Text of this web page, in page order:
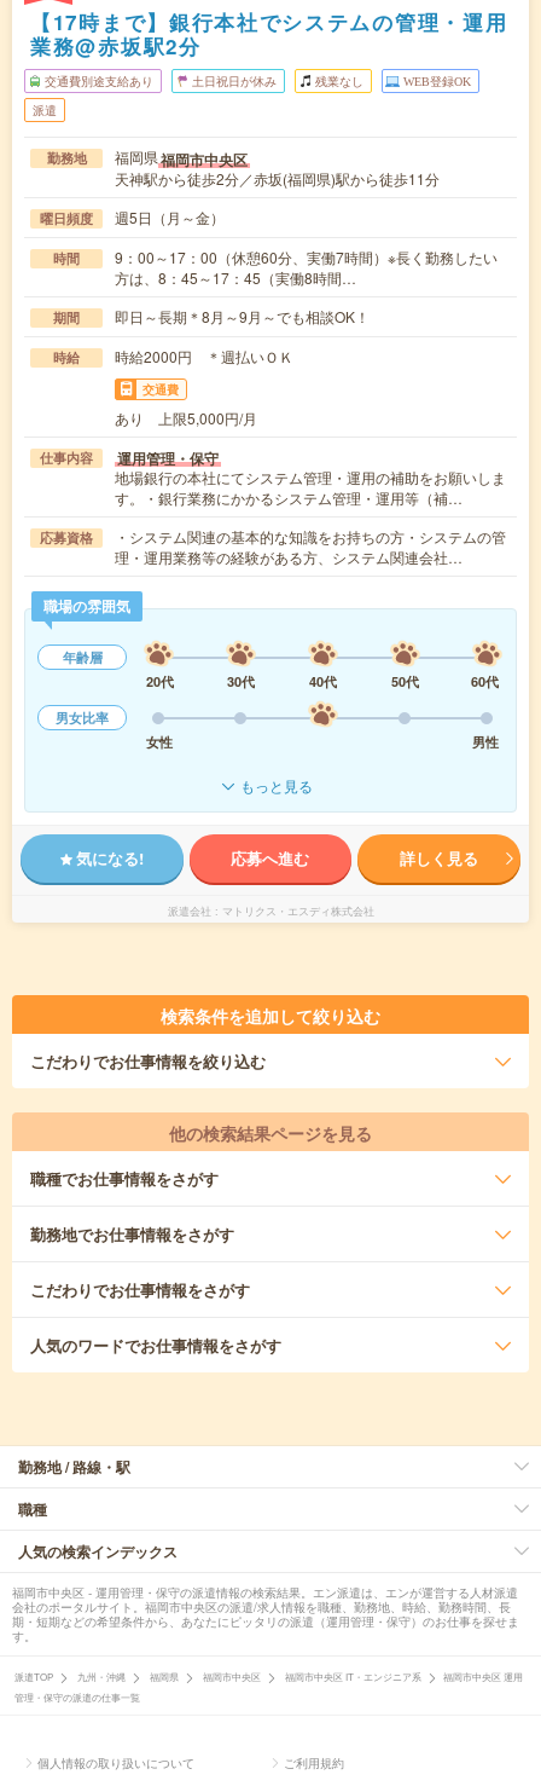
【17時まで】銀行本社でシステムの管理・運用
業務@赤坂駅2分
交通費別途支給あり 土日祝日が休み 残業なし WEB登録OK
派遣
勤務地 福岡県福岡市中央区
天神駅から徒歩2分／赤坂(福岡県)駅から徒歩11分
曜日頻度 週5日（月～金）
時間
9：00～17：00（休憩60分、実働7時間）※長く勤務したい
方は、8：45～17：45（実働8時間…
期間 即日～長期＊8月～9月～でも相談OK！
時給 時給2000円 ＊週払いＯＫ
交通費
あり 上限5,000円/月
仕事内容 運用管理・保守
地場銀行の本社にてシステム管理・運用の補助をお願いしま
す。・銀行業務にかかるシステム管理・運用等（補…
応募資格
・システム関連の基本的な知識をお持ちの方・システムの管
理・運用業務等の経験がある方、システム関連会社…
職場の雰囲気
年齢層
20代
30代 40代 50代
60代
男女比率
女性
男性
もっと見る
気になる! 応募へ進む 詳しく見る
派遣会社 マトリクス・エスディ株式会社
検索条件を追加して絞り込む
こだわりでお仕事情報を絞り込む
他の検索結果ページを見る
職種でお仕事情報をさがす
勤務地でお仕事情報をさがす
こだわりでお仕事情報をさがす
人気のワードでお仕事情報をさがす
勤務地 / 路線・駅
職種
人気の検索インデックス
福岡市中央区 - 運用管理・保守の派遣情報の検索結果。エン派遣は、エンが運営する人材派遣
会社のポータルサイト。福岡市中央区の派遣/求人情報を職種、勤務地、時給、勤務時間、長
期・短期などの希望条件から、あなたにピッタリの派遣（運用管理・保守）のお仕事を探せま
す。
派遣TOP 九州・沖縄 福岡県 福岡市中央区 福岡市中央区 IT・エンジニア系
福岡市中央区 運用
管理・保守の派遣の仕事一覧
個人情報の取り扱いについて ご利用規約